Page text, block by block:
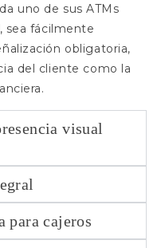
uno de sus ATMs
sea fácilmente
obligatoria,
del cliente como la
visual
para cajeros